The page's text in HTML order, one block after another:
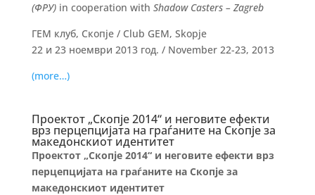
(ФРУ)in cooperation with Shadow Casters – Zagreb
ГЕМ клуб, Скопје / Club GEM, Skopje
22 и 23 ноември 2013 год. / November 22-23, 2013
(more…)
Проектот „Скопје 2014“ и неговите ефекти
врз перцепцијата на граѓаните на Скопје за
македонскиот идентитет
Проектот „Скопје 2014“ и неговите ефекти врз
перцепцијата на граѓаните на Скопје за
македонскиот идентитет